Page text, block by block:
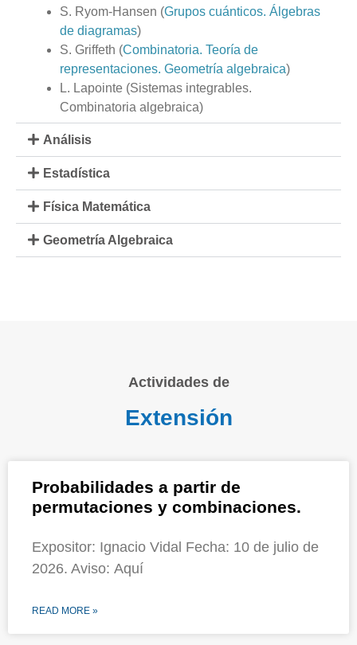
S. Ryom-Hansen (Grupos cuánticos. Álgebras
de diagramas)
S. Griffeth (Combinatoria. Teoría de
representaciones. Geometría algebraica)
L. Lapointe (Sistemas integrables.
Combinatoria algebraica)
Análisis
Estadística
Física Matemática
Geometría Algebraica
Actividades de
Extensión
Probabilidades a partir de
permutaciones y combinaciones.
Expositor: Ignacio Vidal Fecha: 10 de julio de
2026. Aviso: Aquí
READ MORE »